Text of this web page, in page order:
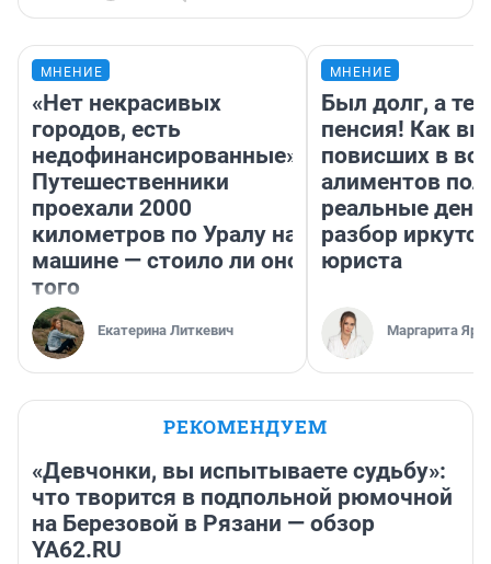
МНЕНИЕ
«Нет некрасивых
городов, есть
недофинансированные».
Путешественники
проехали 2000
километров по Уралу на
машине — стоило ли оно
того
Екатерина Литкевич
МНЕНИЕ
Был долг, а
пенсия! Как
повисших в
алиментов
реальные
разбор
юриста
Маргарита
РЕКОМЕНДУЕМ
«Девчонки, вы испытываете судьбу»:
что творится в подпольной рюмочной
на Березовой в Рязани — обзор
YA62.RU